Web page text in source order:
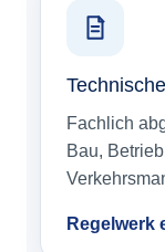
Fachlich
Bau,
Regelwerk